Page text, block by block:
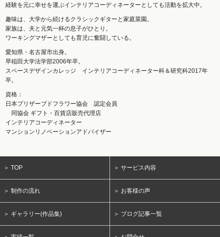
経験を元に幸せを運ぶインテリアコーディネーターとしても活動を拡大中。
趣味は、大学から続けるクラシックギターと家庭菜園。
家族は、夫と元気一杯の息子がひとり。
ワーキングマザーとしても育児に奮闘している。
愛知県・名古屋市出身。
早稲田大学法学部2006年卒。
スペースデザインカレッジ インテリアコーディネーター科＆研究科2017年
卒。
資格：
日本プリザーブドフラワー協会 認定会員
同協会 ギフト・百貨店販売代理店
インテリアコーディネーター
マンションリノベーションアドバイザー
＞ TOP ＞ サービス内容
＞ 制作の流れ ＞ お客様の声
＞ ギャラリー(作品集) ＞ ブログ記事一覧